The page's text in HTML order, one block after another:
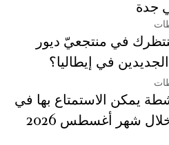
جدة
في منتجعيّ ديور
في إيطاليا؟
يمكن الاستمتاع بها في
شهر أغسطس 2026